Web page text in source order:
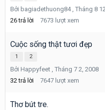
Bởi bagiadethuong84, Tháng 8
26 trả lời 7673 lượt xem
Cuộc sống thật tươi đẹp
1 2
Bởi Happyfeet , Tháng 7 2, 2008
32 trả lời 7647 lượt xem
Thơ bút tre.